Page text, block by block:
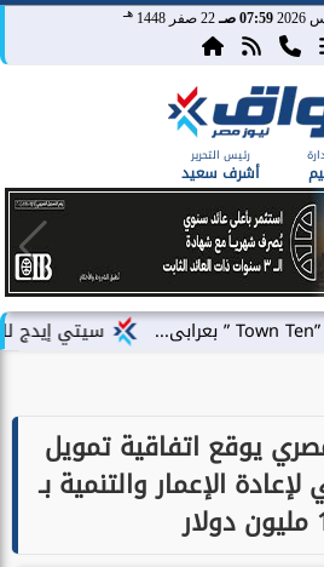
07:59 صـ 22 صفر 1448 هـ
رئيس التحرير
أشرف سعيد
سيتي إيدج للتطوير
يوقع اتفاقية تمويل
الإعمار والتنمية بـ